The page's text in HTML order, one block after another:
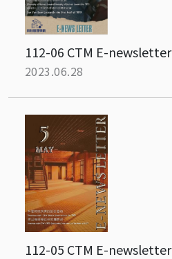
112-06 CTM E-newsletter
2023.06.28
112-05 CTM E-newsletter